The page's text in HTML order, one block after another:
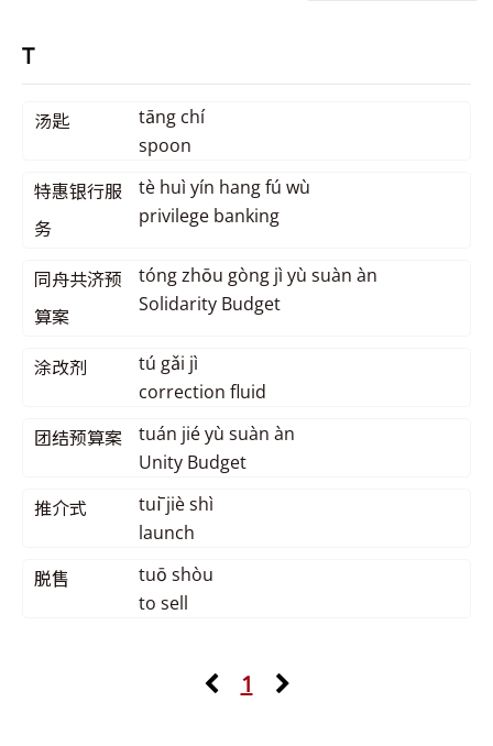
T
汤匙
tāng chí
spoon
特惠银行服
务
tè huì yín hang fú wù
privilege banking
同舟共济预
算案
tóng zhōu gòng jì yù suàn àn
Solidarity Budget
涂改剂
tú gǎi jì
correction fluid
团结预算案
tuán jié yù suàn àn
Unity Budget
推介式
tuī jiè shì
launch
脱售
tuō shòu
to sell
1